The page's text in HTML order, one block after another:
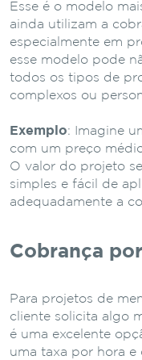
Esse é o modelo
ainda utilizam a
especialmente em
esse modelo pode
todos os tipos de
complexos ou
Exemplo: Imagine
com um preço
O valor do projeto
simples e fácil de
adequadamente a
Cobrança
Para projetos de
cliente solicita algo
é uma excelente
uma taxa por hora e